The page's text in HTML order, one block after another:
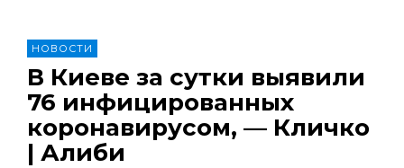
НОВОСТИ
В Киеве за сутки выявили
76 инфицированных
коронавирусом, — Кличко
| Алиби